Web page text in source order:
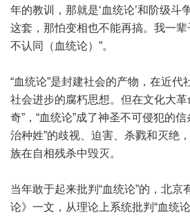
年的教训，那就是‘血统论’和阶级斗
这套，那怕变相也不能再搞。我一
不认同（血统论）”。
“血统论”是封建社会的产物，在近代
社会进步的腐朽思想。但在文化大革
奇”，“血统论”成了神圣不可侵犯的
治种姓”的歧视、迫害、杀戮和灭绝
族在自相残杀中毁灭。
当年敢于起来批判“血统论”的，北京
论》一文，从理论上系统批判“血统